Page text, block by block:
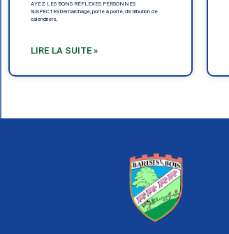
AYEZ LES BONS RÉFLEXES PERSONNES
SUSPECTESDémarchage, porte à porte, distribution de
calendriers,
LIRE LA SUITE »